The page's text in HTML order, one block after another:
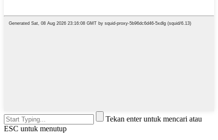
Tekan enter untuk mencari atau
ESC untuk menutup